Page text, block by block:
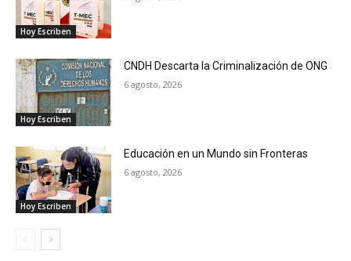
Hoy Escriben
Hoy Escriben
CNDH Descarta la Criminalización de ONG
6 agosto, 2026
Hoy Escriben
Educación en un Mundo sin Fronteras
6 agosto, 2026